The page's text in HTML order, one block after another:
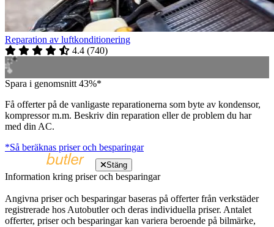
Reparation av luftkonditionering
4.4 (740)
Spara i genomsnitt 43%*
Få offerter på de vanligaste reparationerna som byte av kondensor,
kompressor m.m. Beskriv din reparation eller de problem du har
med din AC.
*Så beräknas priser och besparingar
Stäng
Information kring priser och besparingar
Angivna priser och besparingar baseras på offerter från verkstäder
registrerade hos Autobutler och deras individuella priser. Antalet
offerter, priser och besparingar kan variera beroende på bilmärke,